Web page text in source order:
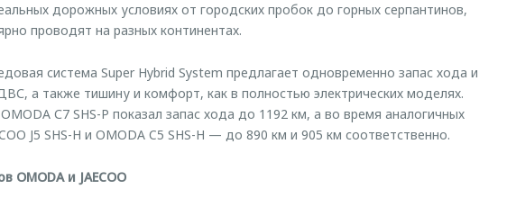
дорожных условиях от городских пробок до горных серпантинов,
проводят на разных континентах.
система Super Hybrid System предлагает одновременно запас хода и
а также тишину и комфорт, как в полностью электрических моделях.
С7 SHS-P показал запас хода до 1192 км, а во время аналогичных
J5 SHS-H и OMODA C5 SHS-H — до 890 км и 905 км соответственно.
OMODA и JAECOO